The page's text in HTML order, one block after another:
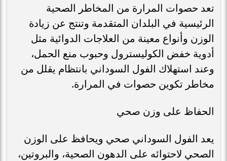
تعد حصوات المرارة من المخاطر الصحية
الرئيسية في البلدان المتقدمة وتنتج عن زيادة
الوزن وأنواع معينة من العلاجات الدوائية مثل
أدوية خفض الكوليسترول وحبوب منع الحمل،
وعند استهلاك الفول السوداني بانتظام يقلل من
مخاطر تكوين حصوات في المرارة.
الحفاظ على وزن صحي
يعد الفول السوداني صحي ويحافظ على الوزن
الصحي لاحتوائه على الدهون الصحية، والبروتين،